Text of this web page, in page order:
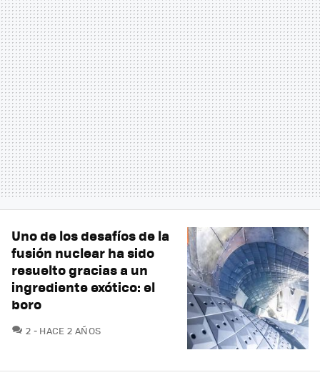
Uno de los desafíos de la
fusión nuclear ha sido
resuelto gracias a un
ingrediente exótico: el
boro
2 COMENTARIOS
HACE 2 AÑOS